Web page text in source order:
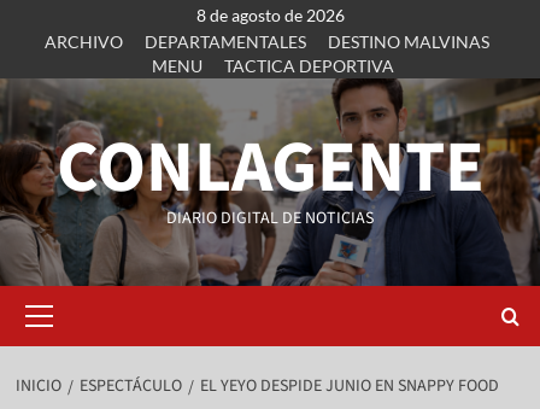
8 de agosto de 2026
ARCHIVO
DEPARTAMENTALES
DESTINO MALVINAS
MENU
TACTICA DEPORTIVA
CONLAGENTE
DIARIO DIGITAL DE NOTICIAS
INICIO ESPECTÁCULO EL YEYO DESPIDE JUNIO EN SNAPPY FOOD